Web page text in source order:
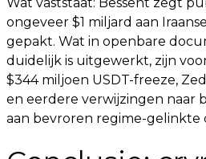
ongeveer $1 miljard aan
gepakt. Wat in openbare
duidelijk is uitgewerkt, zijn
$344 miljoen USDT-freeze,
en eerdere verwijzingen naar
aan bevroren regime-gelinkte